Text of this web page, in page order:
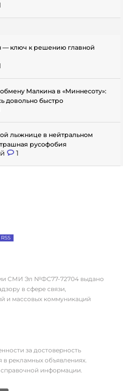
— ключ к решению главной
Малкина в «Миннесоту»:
довольно быстро
лыжнице в нейтральном
русофобия
1
RSS
СМИ Эл №ФС77-72704 выдано
в сфере связи,
и массовых коммуникаций
за достоверность
рекламных объявлениях.
справочной информации.